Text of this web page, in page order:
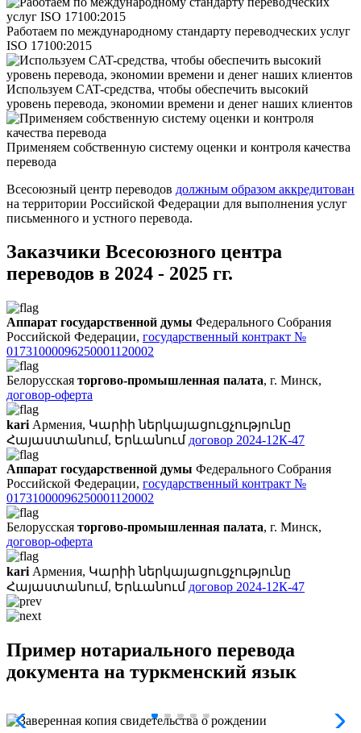
Работаем по международному стандарту переводческих услуг
ISO 17100:2015
Используем CAT-средства, чтобы обеспечить высокий
уровень перевода, экономии времени и денег наших клиентов
Применяем собственную систему оценки и контроля качества
перевода
Всесоюзный центр переводов должным образом аккредитован
на территории Российской Федерации для выполнения услуг
письменного и устного перевода.
Заказчики Всесоюзного центра
переводов в 2024 - 2025 гг.
Аппарат государственной думы Федерального Собрания
Российской Федерации, государственный контракт №
01731000096250001120002
Белорусская торгово-промышленная палата, г. Минск,
договор-оферта
kari Армения, Կարիի ներկայացուցչությունը
Հայաստանում, Երևանում договор 2024-12К-47
Аппарат государственной думы Федерального Собрания
Российской Федерации, государственный контракт №
01731000096250001120002
Белорусская торгово-промышленная палата, г. Минск,
договор-оферта
kari Армения, Կարիի ներկայացուցչությունը
Հայաստանում, Երևանում договор 2024-12К-47
Пример нотариального перевода
документа на туркменский язык